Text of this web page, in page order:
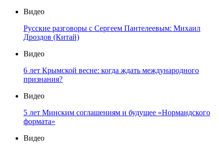
Видео
Русские разговоры с Сергеем Пантелеевым: Михаил
Дроздов (Китай)
Видео
6 лет Крымской весне: когда ждать международного
признания?
Видео
5 лет Минским соглашениям и будущее «Нормандского
формата»
Видео